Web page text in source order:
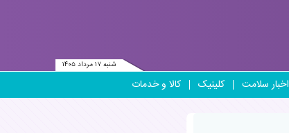
شنبه ۱۷ مرداد ۱۴۰۵
اخبار سلامت کلینیک کالا و خدمات